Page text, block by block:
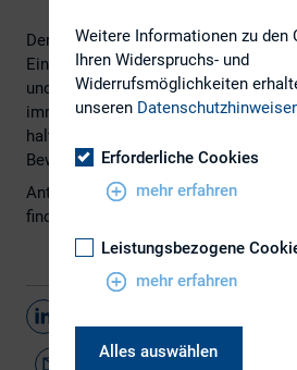
Der Arbeitsmarkt verändert sich seit
Einflussfaktoren wie Fachkräfte-
und technologischer Wandel
immer schwerer, geeignete
halten. Wie also müssen
Bewerber und Mitarbeiter für sich zu
Antworten liefert die HR-Studie von
finden Sie
Weitere Informationen zu den
Ihren Widerspruchs- und
Widerrufsmöglichkeiten
unseren
Erforderliche Cookies
mehr erfahren
Leistungsbezogene
mehr erfahren
Alles auswählen